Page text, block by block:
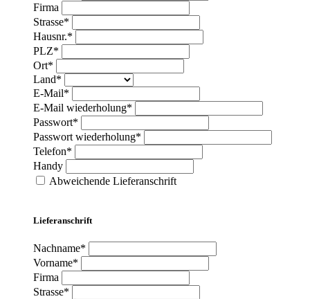
Firma
Strasse*
Hausnr.*
PLZ*
Ort*
Land*
E-Mail*
E-Mail wiederholung*
Passwort*
Passwort wiederholung*
Telefon*
Handy
Abweichende Lieferanschrift
Lieferanschrift
Nachname*
Vorname*
Firma
Strasse*